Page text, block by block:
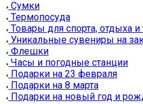
Сумки
Термопосуда
Товары для спорта, отдыха и
Уникальные сувениры на
Флешки
Часы и погодные станции
Подарки на 23 февраля
Подарки на 8 марта
Подарки на новый год и